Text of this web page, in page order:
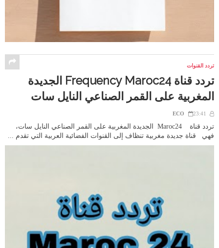
تردد القنوات
تردد قناة Frequency Maroc24 الجديدة
المغربية على القمر الصناعي النايل سات
ECO 23:41
تردد قناة Maroc24 الجديدة المغربية على القمر الصناعي النايل سات،
فهي قناة جديدة مغربية تنظاف إلى القنوات الفضائية العربية التي تقدم ...